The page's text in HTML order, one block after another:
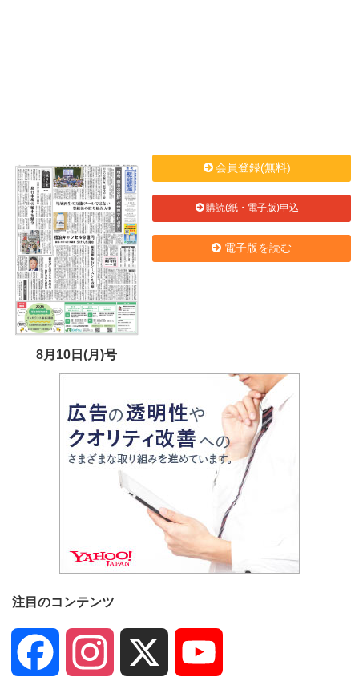
8月10日(月)号
会員登録(無料)
購読(紙・電子版)申込
電子版を読む
注目のコンテンツ
Facebook Instagram